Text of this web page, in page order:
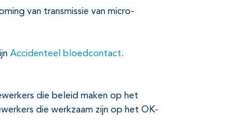
van transmissie van micro-
Accidenteel bloedcontact.
die beleid maken op het
die werkzaam zijn op het OK-